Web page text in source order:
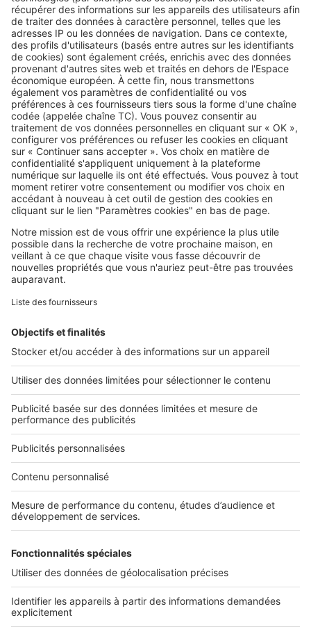
Image
Vivre à...
S'installer au bord de la mer : ces
questions peuvent éviter une
grosse déception
SeLoger c'est aussi
Retrouvez-nous sur ...
L'ENTREPRISE
Qui sommes-nous ?
Nous contacter
Nous recrutons
NOS APPLICATIONS
Découvrez nos applications
Tous nos services pro
Accès client
Mes annonces sur SeLoger
À DÉCOUVRIR